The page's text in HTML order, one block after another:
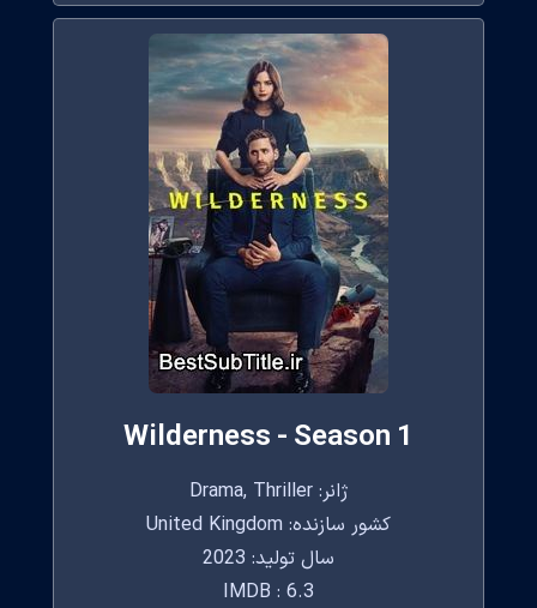
Wilderness - Season 1
ژانر: Drama, Thriller
کشور سازنده: United Kingdom
سال تولید: 2023
IMDB : 6.3